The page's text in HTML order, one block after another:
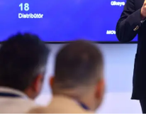
Anlaşması’nı takiben
anlaşmaları 2026
FEED çalışmasına
büyük ölçekli sanayi
öncesindeki en kritik
olarak kabul ediliyor. Bu
tasarımı, mühendislik